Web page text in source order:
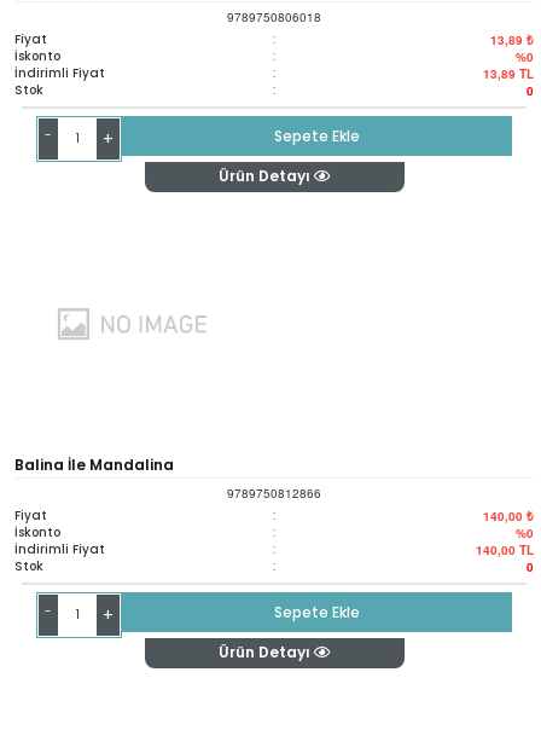
9789750806018
Fiyat : 13,89 ₺
İskonto : %0
İndirimli Fiyat : 13,89 TL
Stok : 0
- +
Sepete Ekle
Ürün Detayı
Balina İle Mandalina
9789750812866
Fiyat : 140,00 ₺
İskonto : %0
İndirimli Fiyat : 140,00 TL
Stok : 0
- +
Sepete Ekle
Ürün Detayı